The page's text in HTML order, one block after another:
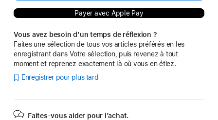
Payer avec Apple Pay
Vous avez besoin d’un temps de réflexion ?
Faites une sélection de tous vos articles préférés en les
enregistrant dans Votre sélection, puis revenez à tout
moment et reprenez exactement là où vous en étiez.
Enregistrer pour plus tard
Faites-vous aider pour l’achat.